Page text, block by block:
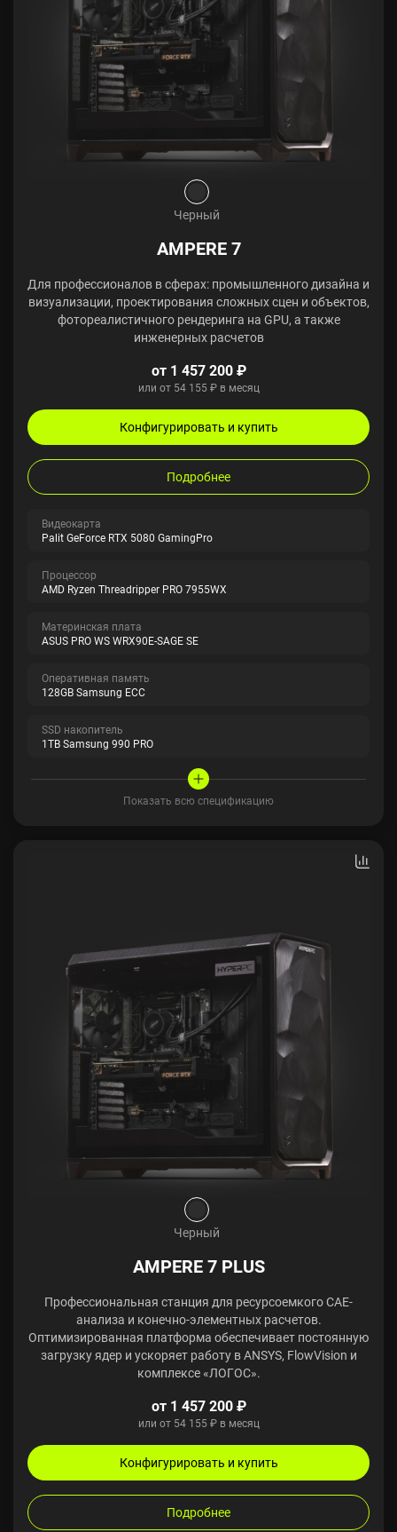
Черный
AMPERE 7
Для профессионалов в сферах: промышленного дизайна и
визуализации, проектирования сложных сцен и объектов,
фотореалистичного рендеринга на GPU, а также
инженерных расчетов
от 1 457 200 ₽
или от 54 155 ₽ в месяц
Конфигурировать и купить
Подробнее
Видеокарта
Palit GeForce RTX 5080 GamingPro
Процессор
AMD Ryzen Threadripper PRO 7955WX
Материнская плата
ASUS PRO WS WRX90E-SAGE SE
Оперативная память
128GB Samsung ECC
SSD накопитель
1TB Samsung 990 PRO
Показать всю спецификацию
Черный
AMPERE 7 PLUS
Профессиональная станция для ресурсоемкого CAE-
анализа и конечно-элементных расчетов.
Оптимизированная платформа обеспечивает постоянную
загрузку ядер и ускоряет работу в ANSYS, FlowVision и
комплексе «ЛОГОС».
от 1 457 200 ₽
или от 54 155 ₽ в месяц
Конфигурировать и купить
Подробнее